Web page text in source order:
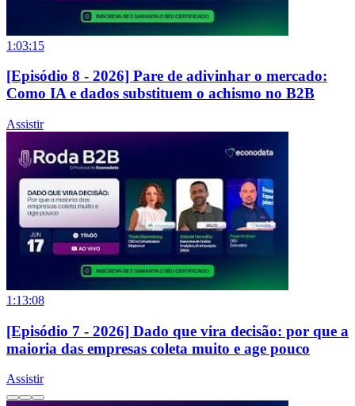
1:03:15
[Episódio 8 - 2026] Pare de adivinhar o mercado:
Como IA e dados substituem o achismo no B2B
Assistir
1:13:08
[Episódio 7 - 2026] Dado que vira decisão: por que a
maioria das empresas coleta muito e age pouco
Assistir